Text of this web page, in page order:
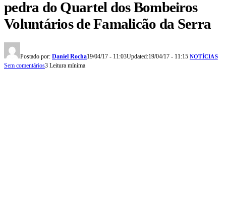
pedra do Quartel dos Bombeiros
Voluntários de Famalicão da Serra
Postado por: Daniel Rocha19/04/17 - 11:03Updated:19/04/17 - 11:15 NOTÍCIAS
Sem comentários3 Leitura mínima